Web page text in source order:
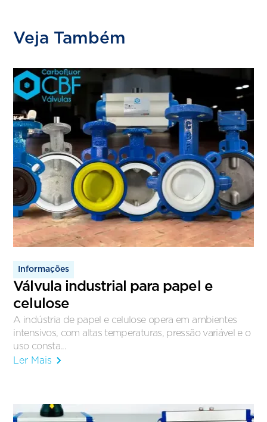
Veja Também
Informações
Válvula industrial para papel e
celulose
A indústria de papel e celulose opera em ambientes
intensivos, com altas temperaturas, pressão variável e o
uso consta...
Ler Mais